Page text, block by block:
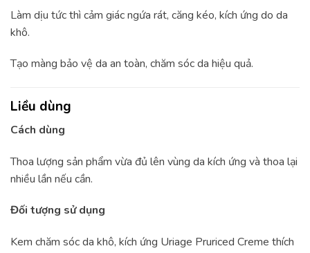
Làm dịu tức thì cảm giác ngứa rát, căng kéo, kích ứng do da
khô.
Tạo màng bảo vệ da an toàn, chăm sóc da hiệu quả.
Liều dùng
Cách dùng
Thoa lượng sản phẩm vừa đủ lên vùng da kích ứng và thoa lại
nhiều lần nếu cần.
Đối tượng sử dụng
Kem chăm sóc da khô, kích ứng Uriage Pruriced Creme thích